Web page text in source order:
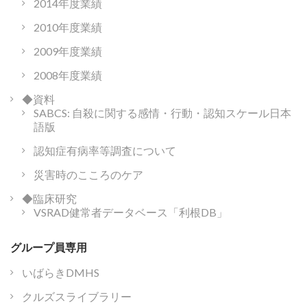
2014年度業績
2010年度業績
2009年度業績
2008年度業績
◆資料
SABCS: 自殺に関する感情・行動・認知スケール日本
語版
認知症有病率等調査について
災害時のこころのケア
◆臨床研究
VSRAD健常者データベース「利根DB」
グループ員専用
いばらきDMHS
クルズスライブラリー